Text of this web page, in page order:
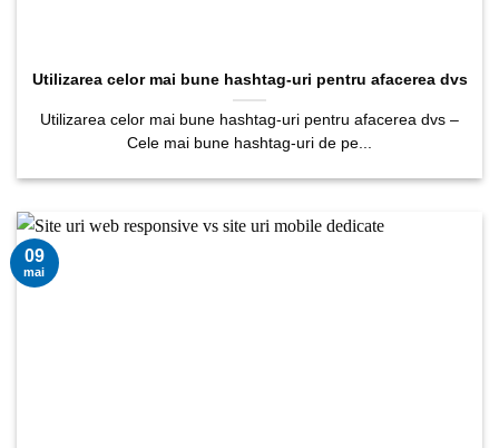
Utilizarea celor mai bune hashtag-uri pentru afacerea dvs
Utilizarea celor mai bune hashtag-uri pentru afacerea dvs –
Cele mai bune hashtag-uri de pe...
09
mai